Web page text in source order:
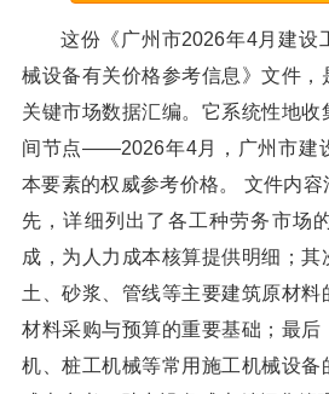
这份《广州市2026年4月建设
械设备有关价格参考信息》文件，
关键市场数据汇编。它系统性地
间节点——2026年4月，广州市建
本要素的权威参考价格。 文件内
先，详细列出了各工种劳务市场
成，为人力成本核算提供明细；其
土、砂浆、管线等主要建筑原材料
材料采购与预算的重要基础；最后
机、桩工机械等常用施工机械设备